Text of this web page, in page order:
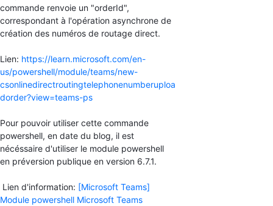
commande renvoie un "orderId",
correspondant à l'opération asynchrone de
création des numéros de routage direct.
Lien: https://learn.microsoft.com/en-
us/powershell/module/teams/new-
csonlinedirectroutingtelephonenumberuploa
dorder?view=teams-ps
Pour pouvoir utiliser cette commande
powershell, en date du blog, il est
nécéssaire d'utiliser le module powershell
en préversion publique en version 6.7.1.
Lien d'information: [Microsoft Teams]
Module powershell Microsoft Teams